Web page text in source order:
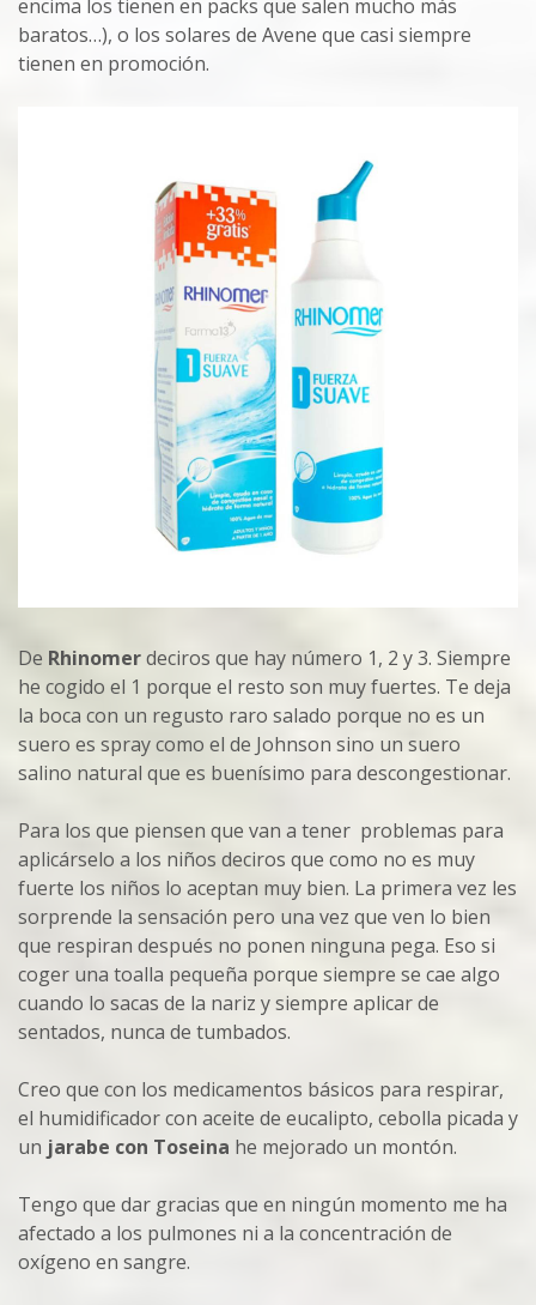
encima los tienen en packs que salen mucho más
baratos…), o los solares de Avene que casi siempre
tienen en promoción.
De Rhinomerdeciros que hay número 1, 2 y 3. Siempre
he cogido el 1 porque el resto son muy fuertes. Te deja
la boca con un regusto raro salado porque no es un
suero es spray como el de Johnson sino un suero
salino natural que es buenísimo para descongestionar.
Para los que piensen que van a tener problemas para
aplicárselo a los niños deciros que como no es muy
fuerte los niños lo aceptan muy bien. La primera vez les
sorprende la sensación pero una vez que ven lo bien
que respiran después no ponen ninguna pega. Eso si
coger una toalla pequeña porque siempre se cae algo
cuando lo sacas de la nariz y siempre aplicar de
sentados, nunca de tumbados.
Creo que con los medicamentos básicos para respirar,
el humidificador con aceite de eucalipto, cebolla picada y
un jarabe con Toseina he mejorado un montón.
Tengo que dar gracias que en ningún momento me ha
afectado a los pulmones ni a la concentración de
oxígeno en sangre.